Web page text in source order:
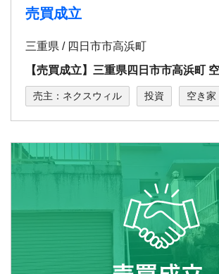
売買成立
三重県 / 四日市市高浜町
【売買成立】三重県四日市市⾼浜町
売主：ネクスウィル 投資 空き家